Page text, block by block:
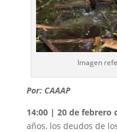
Imagen
Por: CAAAP
14:00 | 20 de febrero
años, los deudos de